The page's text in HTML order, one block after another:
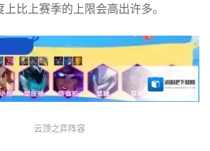
比上赛季的上限会高出许多。
云顶之弈阵容